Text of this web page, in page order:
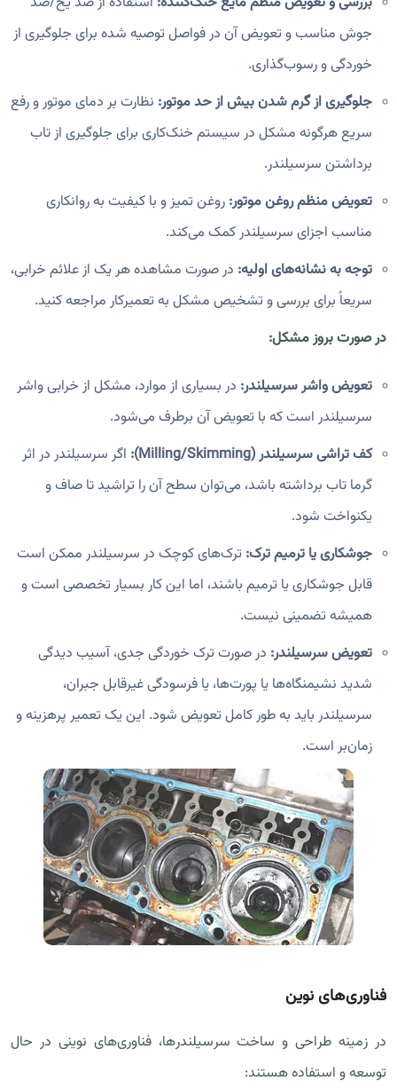
جوش مناسب و تعویض آن در فواصل توصیه شده برای جلوگیری از
خوردگی و رسوب‌گذاری.
جلوگیری از گرم شدن بیش از حد موتور: نظارت بر دمای موتور و رفع
سریع هرگونه مشکل در سیستم خنک‌کاری برای جلوگیری از تاب
برداشتن سرسیلندر.
تعویض منظم روغن موتور: روغن تمیز و با کیفیت به روانکاری
مناسب اجزای سرسیلندر کمک می‌کند.
توجه به نشانه‌های اولیه: در صورت مشاهده هر یک از علائم خرابی،
سریعاً برای بررسی و تشخیص مشکل به تعمیرکار مراجعه کنید.
در صورت بروز مشکل:
تعویض واشر سرسیلندر: در بسیاری از موارد، مشکل از خرابی واشر
سرسیلندر است که با تعویض آن برطرف می‌شود.
کف تراشی سرسیلندر (Milling/Skimming):
اگر سرسیلندر در اثر
گرما تاب برداشته باشد، می‌توان سطح آن را تراشید تا صاف و
یکنواخت شود.
جوشکاری یا ترمیم ترک: ترک‌های کوچک در سرسیلندر ممکن است
قابل جوشکاری یا ترمیم باشند، اما این کار بسیار تخصصی است و
همیشه تضمینی نیست.
تعویض سرسیلندر: در صورت ترک خوردگی جدی، آسیب دیدگی
شدید نشیمنگاه‌ها یا پورت‌ها، یا فرسودگی غیرقابل جبران،
سرسیلندر باید به طور کامل تعویض شود. این یک تعمیر پرهزینه و
زمان‌بر است.
فناوری‌های نوین
در زمینه طراحی و ساخت سرسیلندرها، فناوری‌های نوینی در حال
توسعه و استفاده هستند: